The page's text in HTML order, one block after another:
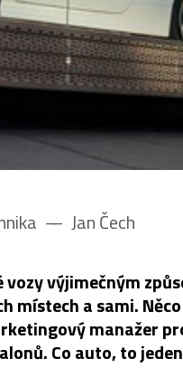
–– Jan Čech
výjimečným
místech a sami.
manažer
Co auto, to